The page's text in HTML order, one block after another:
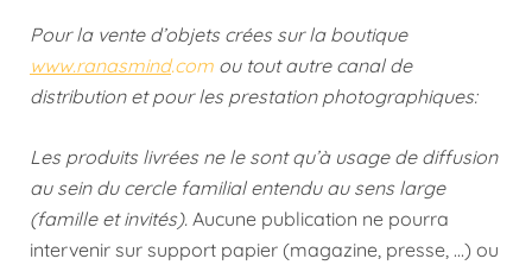
Pour la vente d’objets crées sur la boutique
www.ranasmind.com ou tout autre canal de
distribution et pour les prestation photographiques:
Les produits livrées ne le sont qu’à usage de diffusion
au sein du cercle familial entendu au sens large
(famille et invités). Aucune publication ne pourra
intervenir sur support papier (magazine, presse, …) ou